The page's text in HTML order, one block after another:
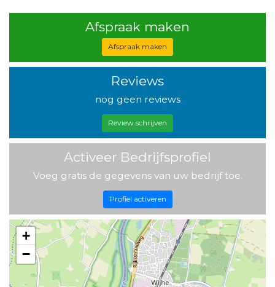
Afspraak maken
Afspraak maken
Reviews
nog geen reviews
Review schrijven
Activeer Bedrijfsprofiel
Voeg gratis de gegevens van uw bedrijf toe.
Profiel activeren
+
−